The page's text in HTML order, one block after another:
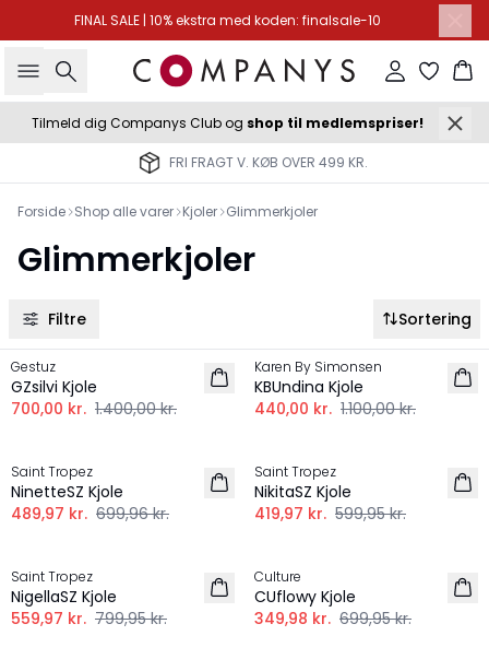
FINAL SALE | 10% ekstra med koden: finalsale-10
Søg Log ind
Tilmeld dig Companys Club og shop til medlemspriser!
FRI FRAGT V. KØB OVER 499 KR.
Forside Shop alle varer Kjoler Glimmerkjoler
Glimmerkjoler
Filtre Sortering
-50%
Gestuz
GZsilvi Kjole
700,00 kr. 1.400,00 kr.
Karen By Simonsen
KBUndina Kjole
440,00 kr. 1.100,00 kr.
Saint Tropez
NinetteSZ Kjole
489,97 kr. 699,96 kr.
Saint Tropez
NikitaSZ Kjole
419,97 kr. 599,95 kr.
Saint Tropez
NigellaSZ Kjole
559,97 kr. 799,95 kr.
Culture
CUflowy Kjole
349,98 kr. 699,95 kr.